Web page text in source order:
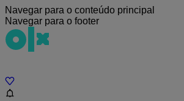
Navegar para o conteúdo principal
Navegar para o footer